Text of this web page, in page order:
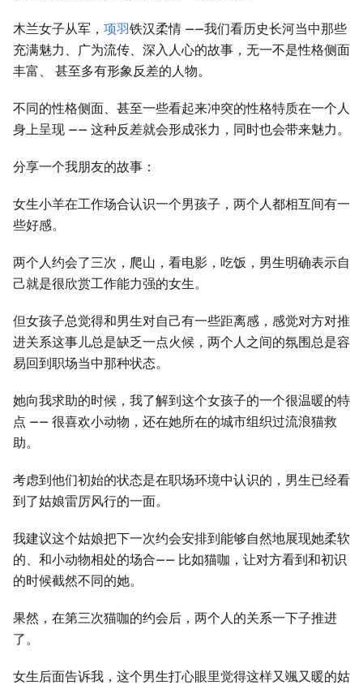
木兰女子从军， 项羽铁汉柔情 ——我们看历史长河当中那些
充满魅力、广为流传、深入人心的故事，无一不是性格侧面
丰富、 甚至多有形象反差的人物。
不同的性格侧面、甚至一些看起来冲突的性格特质在一个人
身上呈现 —— 这种反差就会形成张力，同时也会带来魅力。
分享一个我朋友的故事：
女生小羊在工作场合认识一个男孩子，两个人都相互间有一
些好感。
两个人约会了三次，爬山，看电影，吃饭，男生明确表示自
己就是很欣赏工作能力强的女生。
但女孩子总觉得和男生对自己有一些距离感，感觉对方对推
进关系这事儿总是缺乏一点火候，两个人之间的氛围总是容
易回到职场当中那种状态。
她向我求助的时候，我了解到这个女孩子的一个很温暖的特
点 —— 很喜欢小动物，还在她所在的城市组织过流浪猫救
助。
考虑到他们初始的状态是在职场环境中认识的，男生已经看
到了姑娘雷厉风行的一面。
我建议这个姑娘把下一次约会安排到能够自然地展现她柔软
的、和小动物相处的场合—— 比如猫咖，让对方看到和初识
的时候截然不同的她。
果然，在第三次猫咖的约会后，两个人的关系一下子推进
了。
女生后面告诉我，这个男生打心眼里觉得这样又颯又暖的姑